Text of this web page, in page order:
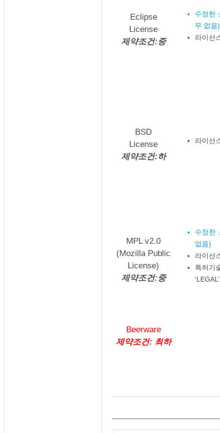
Eclipse
License
제약조건:중
수정한
무 없음)
라이선
BSD
License
제약조건:하
라이선
MPL v2.0
(Mozilla Public
License)
제약조건:중
수정한
없음)
라이선
특허기
Beerware
제약조건: 최하